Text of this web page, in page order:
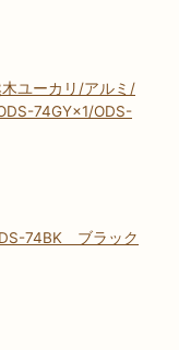
ユーカリ/アルミ/
74GY×1/ODS-
74BK ブラック